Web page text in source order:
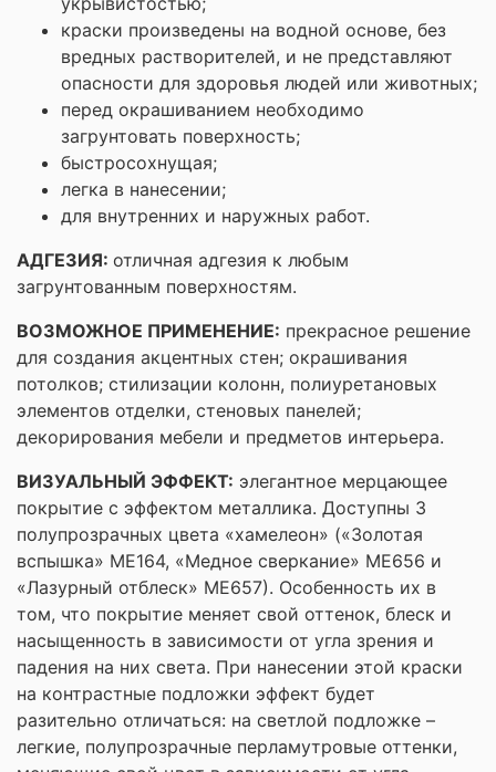
краски произведены на водной основе, без
вредных растворителей, и не представляют
опасности для здоровья людей или животных;
перед окрашиванием необходимо
загрунтовать поверхность;
быстросохнущая;
легка в нанесении;
для внутренних и наружных работ.
АДГЕЗИЯ: отличная адгезия к любым
загрунтованным поверхностям.
ВОЗМОЖНОЕ ПРИМЕНЕНИЕ: прекрасное решение
для создания акцентных стен; окрашивания
потолков; стилизации колонн, полиуретановых
элементов отделки, стеновых панелей;
декорирования мебели и предметов интерьера.
ВИЗУАЛЬНЫЙ ЭФФЕКТ: элегантное мерцающее
покрытие с эффектом металлика. Доступны 3
полупрозрачных цвета «хамелеон» («Золотая
вспышка» МЕ164, «Медное сверкание» МЕ656 и
«Лазурный отблеск» МЕ657). Особенность их в
том, что покрытие меняет свой оттенок, блеск и
насыщенность в зависимости от угла зрения и
падения на них света. При нанесении этой краски
на контрастные подложки эффект будет
разительно отличаться: на светлой подложке –
легкие, полупрозрачные перламутровые оттенки,